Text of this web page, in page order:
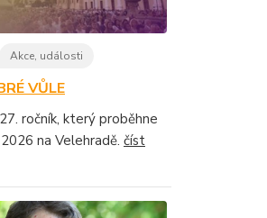
Akce, události
VŮLE
ročník, který proběhne
na Velehradě. číst